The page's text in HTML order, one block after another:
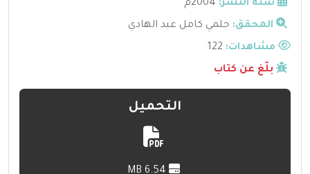
سنة النشر: 2004م
المحقق: حلمي كامل عبد الهادي
مشاهدات:
بلّغ عن كتاب
التحميل